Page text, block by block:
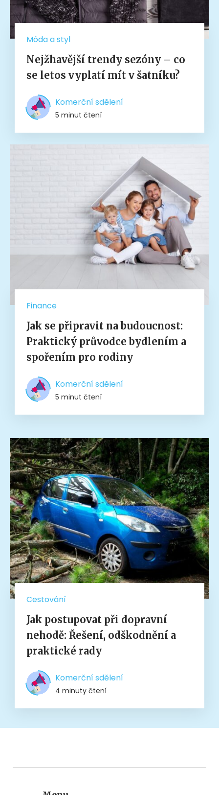
Móda a styl
Nejžhavější trendy sezóny – co
se letos vyplatí mít v šatníku?
Komerční sdělení
5 minut čtení
Finance
Jak se připravit na budoucnost:
Praktický průvodce bydlením a
spořením pro rodiny
Komerční sdělení
5 minut čtení
Cestování
Jak postupovat při dopravní
nehodě: Řešení, odškodnění a
praktické rady
Komerční sdělení
4 minuty čtení